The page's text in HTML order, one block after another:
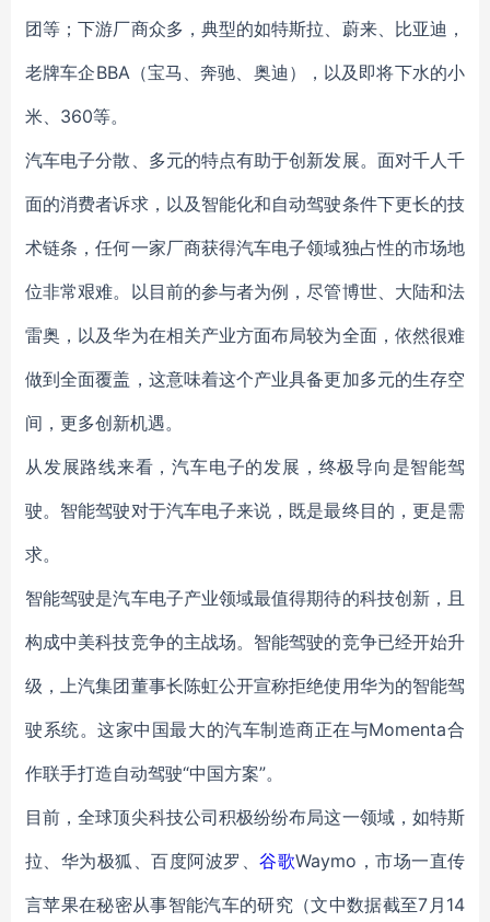
团等；下游厂商众多，典型的如特斯拉、蔚来、比亚迪，
老牌车企BBA（宝马、奔驰、奥迪），以及即将下水的小
米、360等。
汽车电子分散、多元的特点有助于创新发展。面对千人千
面的消费者诉求，以及智能化和自动驾驶条件下更长的技
术链条，任何一家厂商获得汽车电子领域独占性的市场地
位非常艰难。以目前的参与者为例，尽管博世、大陆和法
雷奥，以及华为在相关产业方面布局较为全面，依然很难
做到全面覆盖，这意味着这个产业具备更加多元的生存空
间，更多创新机遇。
从发展路线来看，汽车电子的发展，终极导向是智能驾
驶。智能驾驶对于汽车电子来说，既是最终目的，更是需
求。
智能驾驶是汽车电子产业领域最值得期待的科技创新，且
构成中美科技竞争的主战场。智能驾驶的竞争已经开始升
级，上汽集团董事长陈虹公开宣称拒绝使用华为的智能驾
驶系统。这家中国最大的汽车制造商正在与Momenta合
作联手打造自动驾驶“中国方案”。
目前，全球顶尖科技公司积极纷纷布局这一领域，如特斯
拉、华为极狐、百度阿波罗、谷歌Waymo，市场一直传
言苹果在秘密从事智能汽车的研究（文中数据截至7月14